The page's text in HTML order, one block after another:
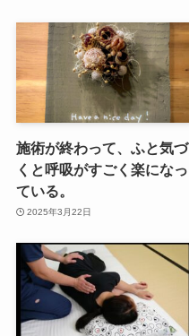
施術が終わって、ふと気づ
くと呼吸がすごく楽になっ
ている。
2025年3月22日